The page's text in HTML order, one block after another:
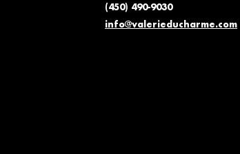
(450) 490-9030
info@valerieducharme.com